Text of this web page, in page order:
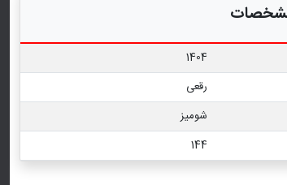
1404
رقعی
شومیز
144